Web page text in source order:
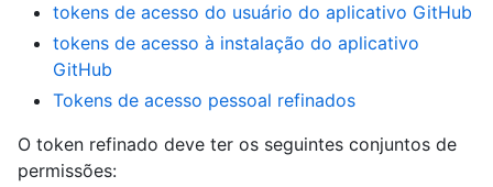
tokens de acesso do usuário do aplicativo GitHub
tokens de acesso à instalação do aplicativo
GitHub
Tokens de acesso pessoal refinados
O token refinado deve ter os seguintes conjuntos de
permissões: